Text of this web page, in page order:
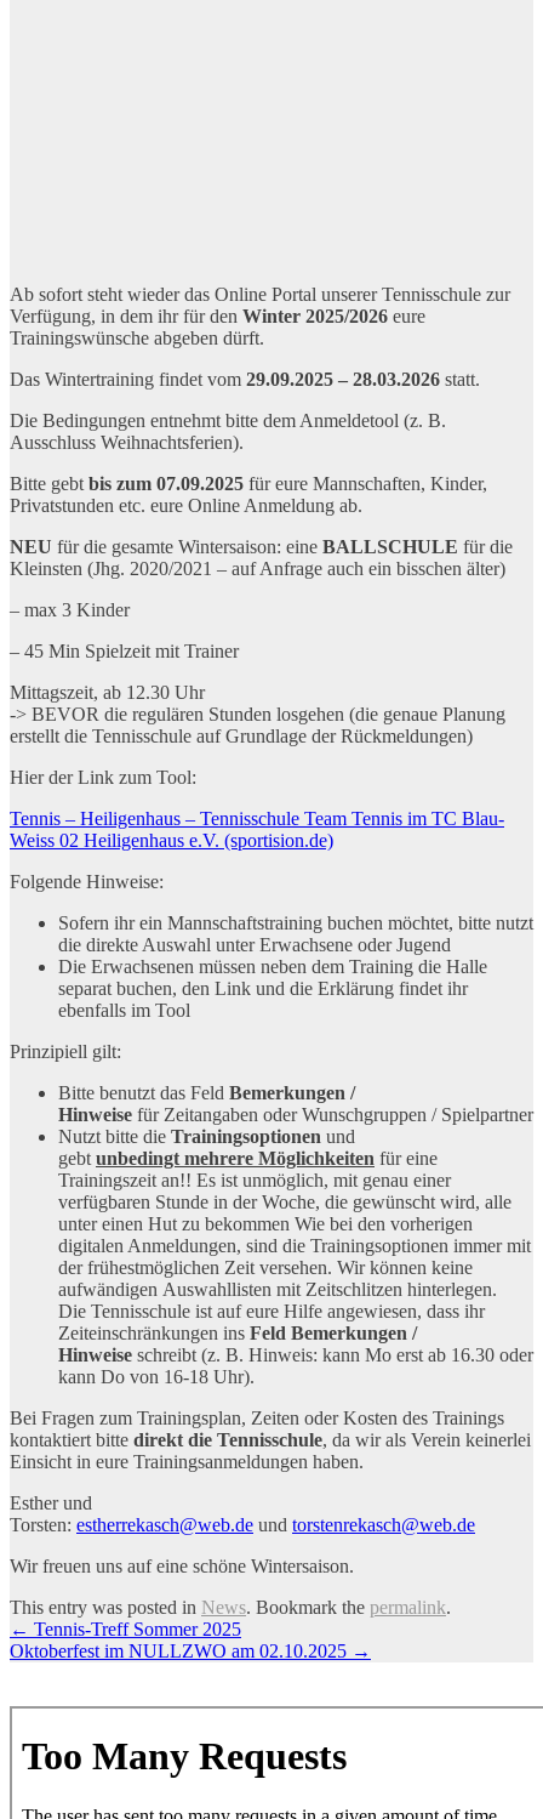
Ab sofort steht wieder das Online Portal unserer Tennisschule zur
Verfügung, in dem ihr für den Winter 2025/2026 eure
Trainingswünsche abgeben dürft.
Das Wintertraining findet vom 29.09.2025 – 28.03.2026 statt.
Die Bedingungen entnehmt bitte dem Anmeldetool (z. B.
Ausschluss Weihnachtsferien).
Bitte gebt bis zum 07.09.2025 für eure Mannschaften, Kinder,
Privatstunden etc. eure Online Anmeldung ab.
NEU für die gesamte Wintersaison: eine BALLSCHULE für die
Kleinsten (Jhg. 2020/2021 – auf Anfrage auch ein bisschen älter)
– max 3 Kinder
– 45 Min Spielzeit mit Trainer
Mittagszeit, ab 12.30 Uhr
-> BEVOR die regulären Stunden losgehen (die genaue Planung
erstellt die Tennisschule auf Grundlage der Rückmeldungen)
Hier der Link zum Tool:
Tennis – Heiligenhaus – Tennisschule Team Tennis im TC Blau-
Weiss 02 Heiligenhaus e.V. (sportision.de)
Folgende Hinweise:
Sofern ihr ein Mannschaftstraining buchen möchtet, bitte nutzt
die direkte Auswahl unter Erwachsene oder Jugend
Die Erwachsenen müssen neben dem Training die Halle
separat buchen, den Link und die Erklärung findet ihr
ebenfalls im Tool
Prinzipiell gilt:
Bitte benutzt das Feld Bemerkungen /
Hinweise für Zeitangaben oder Wunschgruppen / Spielpartner
Nutzt bitte die Trainingsoptionen und
gebt unbedingt mehrere Möglichkeiten für eine
Trainingszeit an!! Es ist unmöglich, mit genau einer
verfügbaren Stunde in der Woche, die gewünscht wird, alle
unter einen Hut zu bekommen Wie bei den vorherigen
digitalen Anmeldungen, sind die Trainingsoptionen immer mit
der frühestmöglichen Zeit versehen. Wir können keine
aufwändigen Auswahllisten mit Zeitschlitzen hinterlegen.
Die Tennisschule ist auf eure Hilfe angewiesen, dass ihr
Zeiteinschränkungen ins Feld Bemerkungen /
Hinweise schreibt (z. B. Hinweis: kann Mo erst ab 16.30 oder
kann Do von 16-18 Uhr).
Bei Fragen zum Trainingsplan, Zeiten oder Kosten des Trainings
kontaktiert bitte direkt die Tennisschule, da wir als Verein keinerlei
Einsicht in eure Trainingsanmeldungen haben.
Esther und
Torsten: estherrekasch@web.de und torstenrekasch@web.de
Wir freuen uns auf eine schöne Wintersaison.
This entry was posted in News. Bookmark the permalink.
Artikel-
Navigation
← Tennis-Treff Sommer 2025
Oktoberfest im NULLZWO am 02.10.2025 →